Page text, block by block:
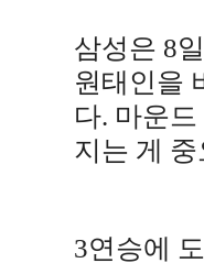
삼성은 8
원태인을
다. 마운
지는 게
3연승에